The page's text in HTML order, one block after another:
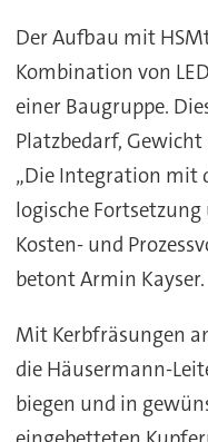
Der Aufbau mit
Kombination von
einer Baugruppe.
Platzbedarf,
„Die Integration mit
logische
Kosten- und
betont Armin Kayser.
Mit Kerbfräsungen
die Häusermann-
biegen und in